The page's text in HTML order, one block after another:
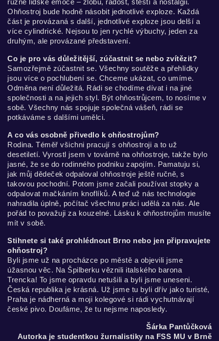
různé lidské emoce – zlobu, radost, štěstí a nostalgii.
Ohňostroj bude hodně násobit jednotlivé exploze. Každá
část je provázaná s další, jednotlivé exploze jsou delší a
více cylindrické. Nejsou to jen rychlé výbuchy, jeden za
druhým, ale provázané představení.
Co je pro vás důležitější, zúčastnit se nebo zvítězit?
Samozřejmě zúčastnit se. Všechny soutěže a přehlídky
jsou více o pochlubení se. Chceme ukázat, co umíme.
Odměna není důležitá. Rádi se chodíme dívat i na jiné
společnosti a na jejich styl. Být ohňostrůjcem, to nosíme v
sobě. Všechny nás spojuje společná vášeň, rádi se
potkáváme s dalšími umělci.
A co vás osobně přivedlo k ohňostrojům?
Rodina. Téměř všichni pracují s ohňostroji a to už
desetiletí. Vyrostl jsem v továrně na ohňostroje, takže bylo
jasné, že se do rodinného podniku zapojím. Pamatuju si,
jak můj dědeček odpaloval ohňostroje ještě ručně, s
takovou pochodní. Potom jsme začali používat stopky a
odpalovat mačkáním knoflíků. A teď už nás technologie
nahradila úplně, počítač všechnu práci udělá za nás. Ale
pořád to považuji za kouzelné. Lásku k ohňostrojům musíte
mít v sobě.
Stihnete si také prohlédnout Brno nebo jen připravujete
ohňostroj?
Byli jsme už na procházce po městě a objevili jsme
úžasnou věc. Na Špilberku věznili italského barona
Trencka! To jsme opravdu netušili a byli jsme uneseni.
Česká republika je krásná. Už jsme tu byli dřív jako turisté,
Praha je nádherná a moji kolegové si rádi vychutnávají
české pivo. Doufáme, že tu nejsme naposledy.
Šárka Pantůčková
Autorka je studentkou žurnalistiky na FSS MU v Brně